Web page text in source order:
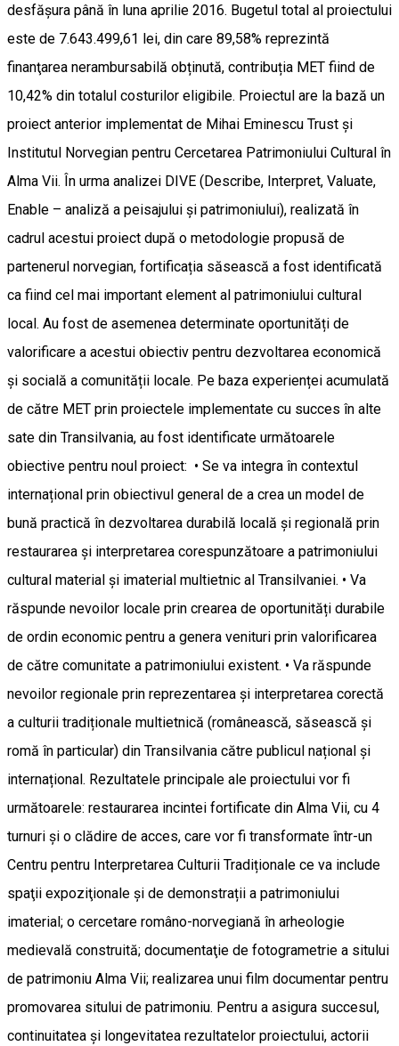
desfășura până în luna aprilie 2016. Bugetul total al proiectului
este de 7.643.499,61 lei, din care 89,58% reprezintă
finanţarea nerambursabilă obținută, contribuția MET fiind de
10,42% din totalul costurilor eligibile. Proiectul are la bază un
proiect anterior implementat de Mihai Eminescu Trust și
Institutul Norvegian pentru Cercetarea Patrimoniului Cultural în
Alma Vii. În urma analizei DIVE (Describe, Interpret, Valuate,
Enable – analiză a peisajului și patrimoniului), realizată în
cadrul acestui proiect după o metodologie propusă de
partenerul norvegian, fortificația săsească a fost identificată
ca fiind cel mai important element al patrimoniului cultural
local. Au fost de asemenea determinate oportunități de
valorificare a acestui obiectiv pentru dezvoltarea economică
și socială a comunității locale. Pe baza experienței acumulată
de către MET prin proiectele implementate cu succes în alte
sate din Transilvania, au fost identificate următoarele
obiective pentru noul proiect: • Se va integra în contextul
internațional prin obiectivul general de a crea un model de
bună practică în dezvoltarea durabilă locală și regională prin
restaurarea și interpretarea corespunzătoare a patrimoniului
cultural material și imaterial multietnic al Transilvaniei. • Va
răspunde nevoilor locale prin crearea de oportunități durabile
de ordin economic pentru a genera venituri prin valorificarea
de către comunitate a patrimoniului existent. • Va răspunde
nevoilor regionale prin reprezentarea și interpretarea corectă
a culturii tradiționale multietnică (românească, săsească și
romă în particular) din Transilvania către publicul național și
internațional. Rezultatele principale ale proiectului vor fi
următoarele: restaurarea incintei fortificate din Alma Vii, cu 4
turnuri şi o clădire de acces, care vor fi transformate într-un
Centru pentru Interpretarea Culturii Tradiționale ce va include
spaţii expoziţionale şi de demonstrații a patrimoniului
imaterial; o cercetare româno-norvegiană în arheologie
medievală construită; documentaţie de fotogrametrie a sitului
de patrimoniu Alma Vii; realizarea unui film documentar pentru
promovarea sitului de patrimoniu. Pentru a asigura succesul,
continuitatea și longevitatea rezultatelor proiectului, actorii